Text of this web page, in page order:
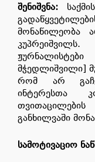
შენიშვნა:
მონაწილეობა
მჭედლიშვილი]
რომ არ
ინტერესთა
განხილვაში
სამოტივაციო